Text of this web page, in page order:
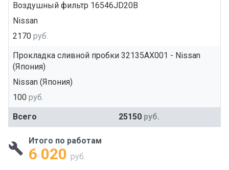
Воздушный фильтр 16546JD20B
Nissan
2170 руб.
Прокладка сливной пробки 32135AX001 - Nissan
(Япония)
Nissan (Япония)
100 руб.
Всего
25150 руб.
Итого по работам
6 020 руб.